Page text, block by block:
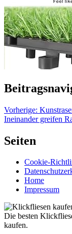
Vorherige:
Ineinander greifen
Seiten
Cookie-
Home
Impressum
Die besten
kaufen.